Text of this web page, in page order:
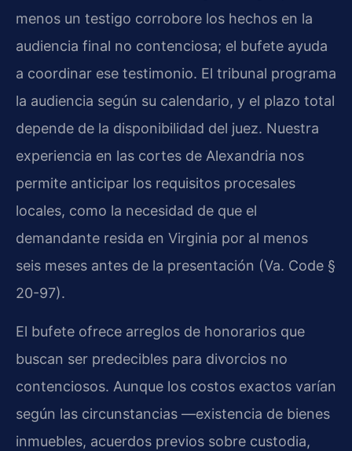
menos un testigo corrobore los hechos en la
audiencia final no contenciosa; el bufete ayuda
a coordinar ese testimonio. El tribunal programa
la audiencia según su calendario, y el plazo total
depende de la disponibilidad del juez. Nuestra
experiencia en las cortes de Alexandria nos
permite anticipar los requisitos procesales
locales, como la necesidad de que el
demandante resida en Virginia por al menos
seis meses antes de la presentación (Va. Code §
20-97).
El bufete ofrece arreglos de honorarios que
buscan ser predecibles para divorcios no
contenciosos. Aunque los costos exactos varían
según las circunstancias —existencia de bienes
inmuebles, acuerdos previos sobre custodia,